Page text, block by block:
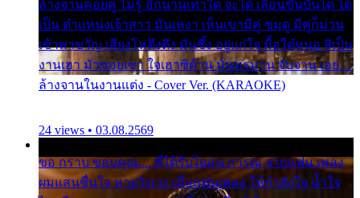
ล้างจานคอยคู่ ไม่รู้ อีกนานเท่าใด จะได้ เลื่อนขั้นบันได ได้
เป็น ตำแหน่งเจ้าสาว มันเหงา เห็นเขามีคู่ ซมดู มีคู่ก็ม่วน
เข้าพาขวัญ เสียงโห่ตึงตึง มันซึ้ง อยู่แก่ใจ มื้อใด๋หนอ สิเป็น
งานเฮา มัวซอยเขา ใจเฮาซิด้าน มันทรมาน จับจาน เอย…
ล้างจานในงานแต่ง - Cover Ver. (KARAOKE)
24 views • 03.08.2569
ขอ กราบ ขอบคุณ.... ที่ได้รับไออุ่น การุณ จากแฟน เพลง
ผมแสนชื่นใจ หายวังเวง เมื่อแฟนเพลง ให้กำลังใจ น้ำใจ